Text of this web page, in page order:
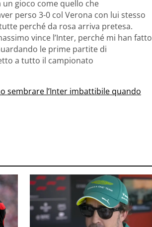
gioco come quello che
perso 3-0 col Verona con lui stesso
perché da rosa arriva pretesa.
vince l’Inter, perché mi han fatto
le prime partite di
a tutto il campionato
sembrare l’Inter imbattibile quando